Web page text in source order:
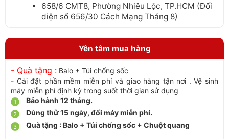
658/6 CMT8, Phường Nhiêu Lộc, TP.HCM (Đối
diện số 656/30 Cách Mạng Tháng 8)
Yên tâm mua hàng
- Quà tặng : Balo + Túi chống sốc
- Cài đặt phần mềm miễn phí và giao hàng tận nơi . Vệ sinh
máy miễn phí định kỳ trong suốt thời gian sử dụng
Bảo hành 12 tháng.
Dùng thử 15 ngày, đổi máy miễn phí.
Quà tặng : Balo + Túi chống sốc + Chuột quang